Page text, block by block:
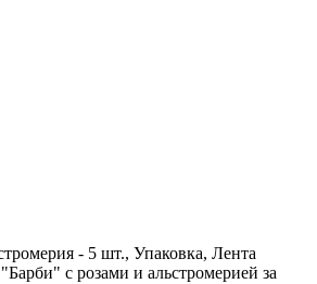
- 5 шт., Упаковка, Лента
с розами и альстромерией за